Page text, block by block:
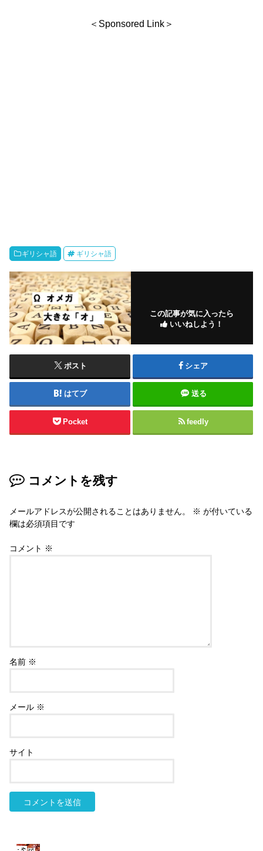
＜Sponsored Link＞
ギリシャ語 ギリシャ語
この記事が気に入ったら
いいねしよう！
ポスト シェア
はてブ 送る
Pocket feedly
コメントを残す
メールアドレスが公開されることはありません。 ※ が付いている
欄は必須項目です
コメント ※
名前 ※
メール ※
サイト